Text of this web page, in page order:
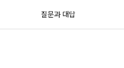
질문과 대답